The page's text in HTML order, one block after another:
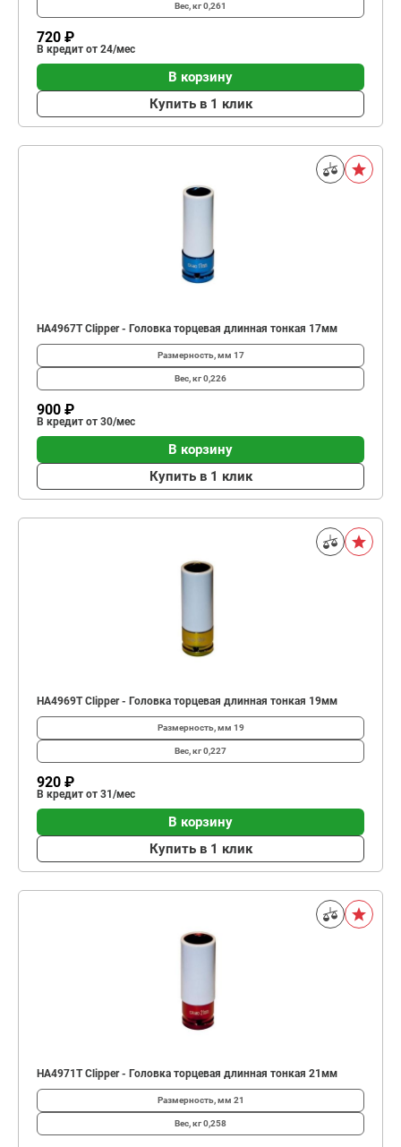
Вес, кг0,261
720 ₽
В кредит от 24/мес
В корзину
Купить в 1 клик
HA4967T Clipper - Головка торцевая длинная тонкая 17мм
Размерность, мм 17
Вес, кг0,226
900 ₽
В кредит от 30/мес
В корзину
Купить в 1 клик
HA4969T Clipper - Головка торцевая длинная тонкая 19мм
Размерность, мм 19
Вес, кг0,227
920 ₽
В кредит от 31/мес
В корзину
Купить в 1 клик
HA4971T Clipper - Головка торцевая длинная тонкая 21мм
Размерность, мм 21
Вес, кг0,258